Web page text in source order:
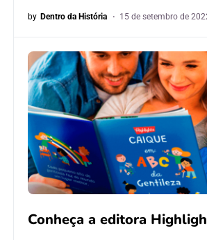
by Dentro da História 15 de setembro de
Conheça a editora